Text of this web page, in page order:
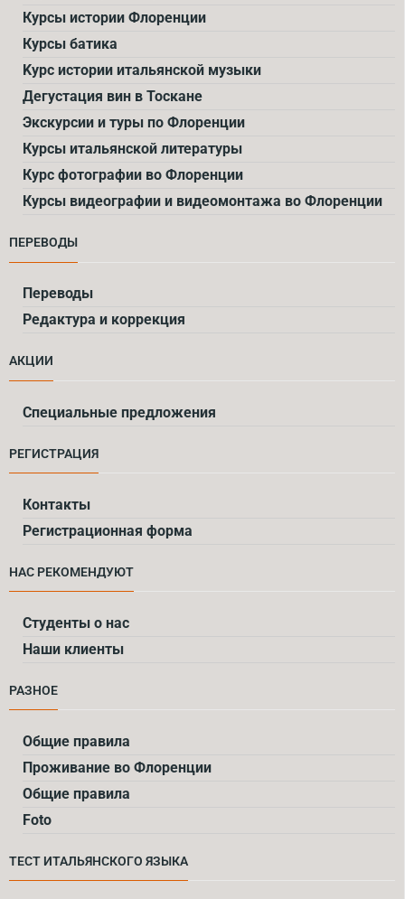
Курсы истории Флоренции
Курсы батика
Kурс истории итальянской музыки
Дегустация вин в Тоскане
Экскурсии и туры по Флоренции
Курсы итальянской литературы
Курс фотографии во Флоренции
Курсы видеографии и видеомонтажа во Флоренции
ПЕРЕВОДЫ
Переводы
Редактура и коррекция
АКЦИИ
Специальные предложения
РЕГИСТРАЦИЯ
Контакты
Регистрационная форма
НАС РЕКОМЕНДУЮТ
Cтуденты о нас
Наши клиенты
РАЗНОЕ
Общие правила
Проживание во Флоренции
Общие правила
Foto
ТЕСТ ИТАЛЬЯНСКOГО ЯЗЫКА